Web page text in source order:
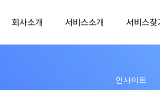
회사소개 서비스소개 서비스찾
인사이트